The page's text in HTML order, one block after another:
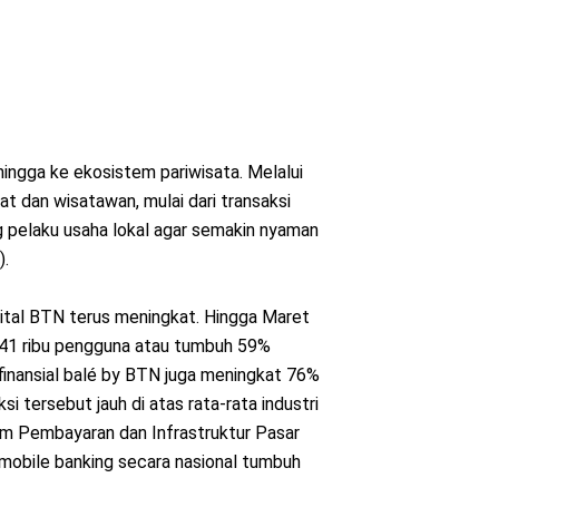
ke ekosistem pariwisata. Melalui
dan wisatawan, mulai dari transaksi
usaha lokal agar semakin nyaman
BTN terus meningkat. Hingga Maret
ribu pengguna atau tumbuh 59%
balé by BTN juga meningkat 76%
tersebut jauh di atas rata-rata industri
Pembayaran dan Infrastruktur Pasar
banking secara nasional tumbuh